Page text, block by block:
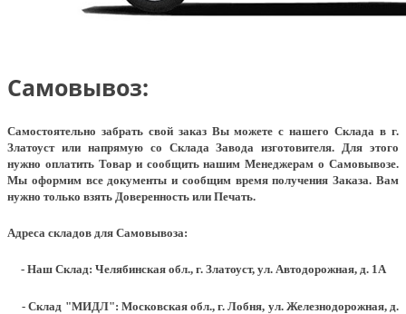
Самовывоз:
Самостоятельно забрать свой заказ Вы можете с нашего Склада в г.
Златоуст или напрямую со Склада Завода изготовителя. Для этого
нужно оплатить Товар и сообщить нашим Менеджерам о Самовывозе.
Мы оформим все документы и сообщим время получения Заказа. Вам
нужно только взять Доверенность или Печать.
Адреса складов для Самовывоза:
- Наш Склад: Челябинская обл., г. Златоуст, ул. Автодорожная, д. 1А
- Склад "МИДЛ": Московская обл., г. Лобня, ул. Железнодорожная, д.